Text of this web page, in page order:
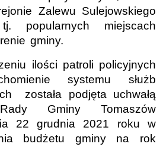
Zalewu Sulejowskiego
miejscach
gminy.
ilości patroli policyjnych
systemu służb
została podjęta uchwałą
Gminy Tomaszów
22 grudnia 2021 roku w
budżetu gminy na rok